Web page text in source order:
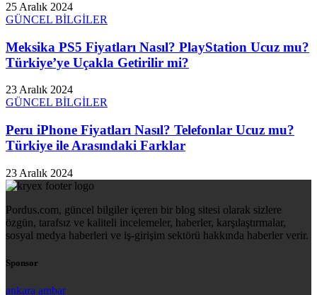
25 Aralık 2024
GÜNCEL BİLGİLER
Meksika PS5 Fiyatları Nasıl? PlayStation Ucuz mu?
Türkiye’ye Uçakla Getirilir mi?
23 Aralık 2024
GÜNCEL BİLGİLER
Peru iPhone Fiyatları Nasıl? Telefonlar Ucuz mu?
Türkiye ile Arasındaki Farklar
23 Aralık 2024
Pordus.com, güncel bilgiler içeren bir blog sitesi olarak sizlere
özgün, tarafsız ve kaliteli incelemeler, haberler, karşılaştırmalar,
sosyal medya haberleri ve iş-girişim sektörü hakkında haberler verir.
Sponsor
ankara ambar